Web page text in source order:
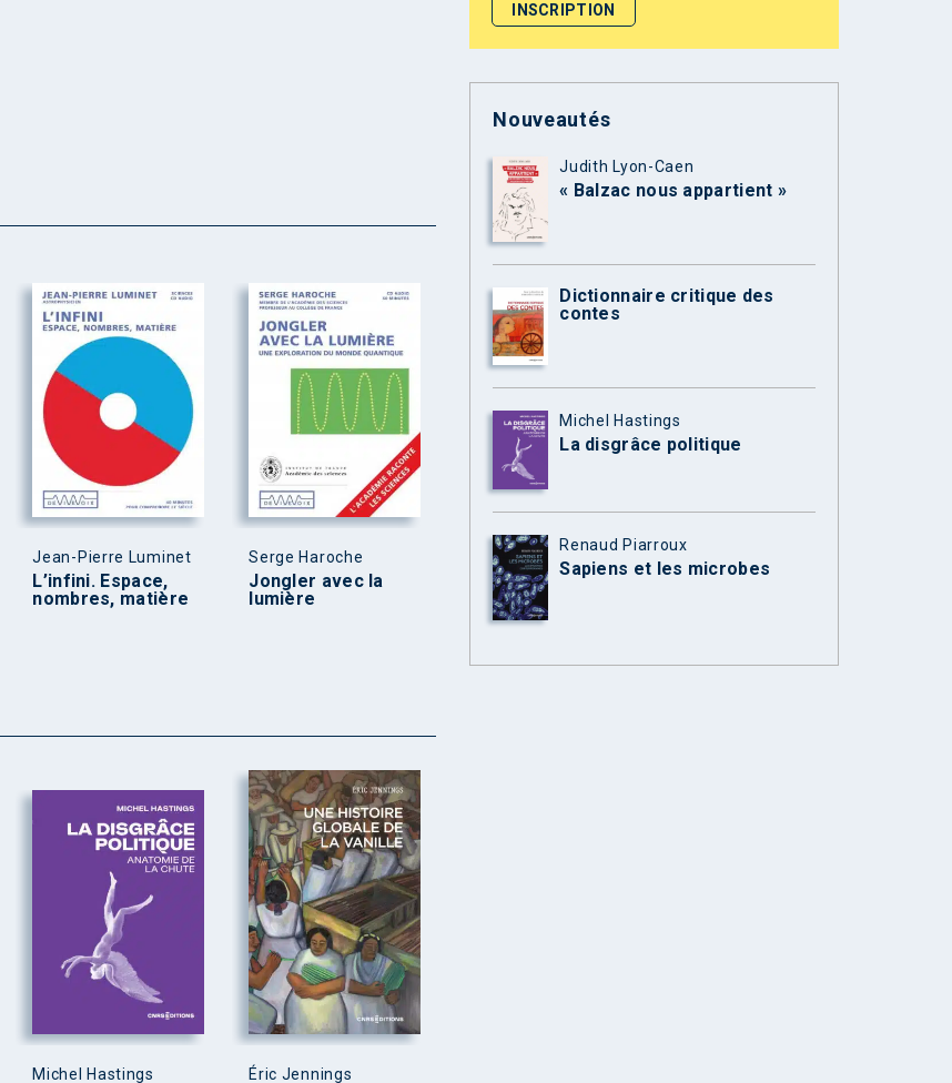
Jean-Pierre Luminet
L’infini. Espace,
nombres, matière
Serge Haroche
Jongler avec la
lumière
Michel Hastings Éric Jennings
Nouveautés
Judith Lyon-Caen
« Balzac nous appartient »
Dictionnaire critique des
contes
Michel Hastings
La disgrâce politique
Renaud Piarroux
Sapiens et les microbes